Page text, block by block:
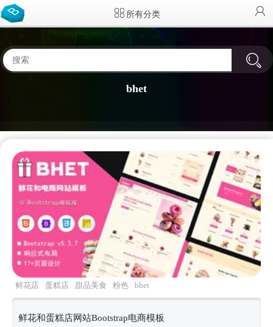
所有分类
bhet
鲜花店 蛋糕店 甜品美食 粉色 bhet
鲜花和蛋糕店网站Bootstrap电商模板